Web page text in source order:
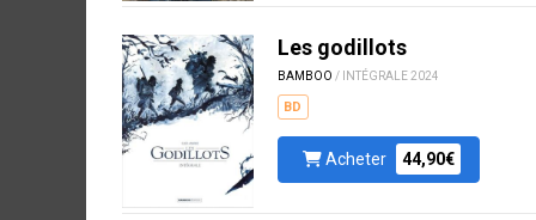
Les godillots
BAMBOO / INTÉGRALE 2024
BD
Acheter 44,90€